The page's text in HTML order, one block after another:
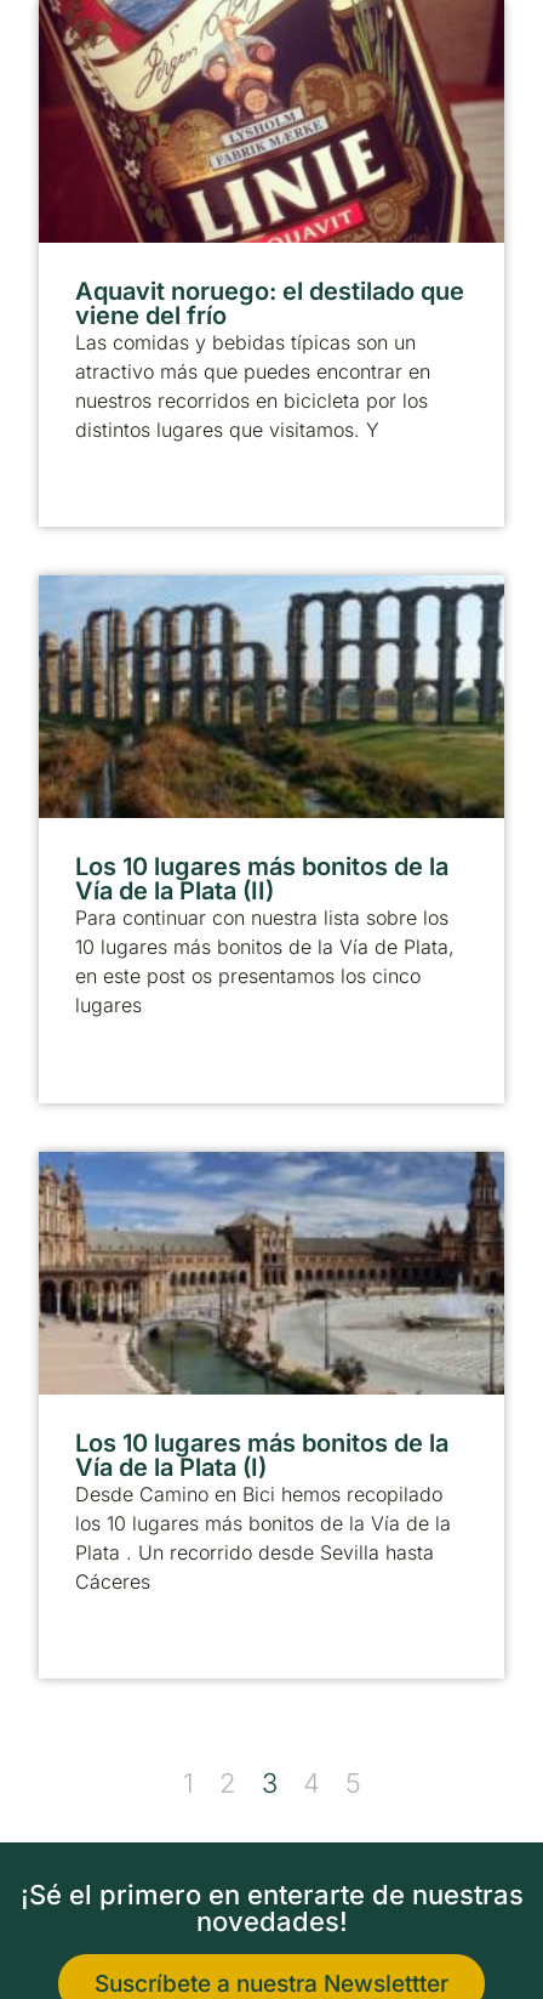
Aquavit noruego: el destilado que
viene del frío
Las comidas y bebidas típicas son un
atractivo más que puedes encontrar en
nuestros recorridos en bicicleta por los
distintos lugares que visitamos. Y
Los 10 lugares más bonitos de la
Vía de la Plata (II)
Para continuar con nuestra lista sobre los
10 lugares más bonitos de la Vía de Plata,
en este post os presentamos los cinco
lugares
Los 10 lugares más bonitos de la
Vía de la Plata (I)
Desde Camino en Bici hemos recopilado
los 10 lugares más bonitos de la Vía de la
Plata . Un recorrido desde Sevilla hasta
Cáceres
1 2 3 4 5
¡Sé el primero en enterarte de nuestras
novedades!
Suscríbete a nuestra Newslettter